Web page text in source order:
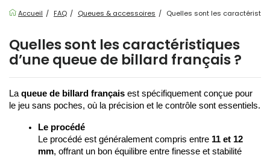
Accueil FAQ Queues & accessoires Quelles sont les
Quelles sont les caractéristiques
d’une queue de billard français ?
La queue de billard français est spécifiquement conçue pour
le jeu sans poches, où la précision et le contrôle sont essentiels.
Le procédé
Le procédé est généralement compris entre 11 et 12
mm, offrant un bon équilibre entre finesse et stabilité